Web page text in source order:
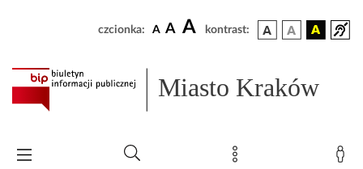
czcionka: A A A kontrast:
Miasto Kraków